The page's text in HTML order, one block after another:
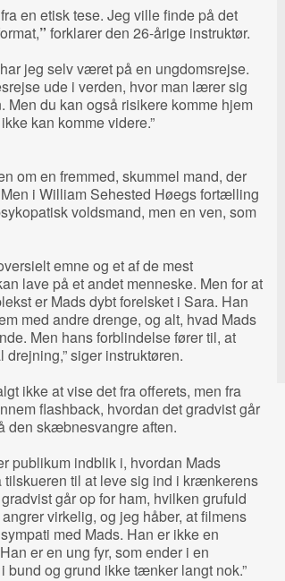
en etisk tese. Jeg ville finde på det
” forklarer den 26-årige instruktør.
jeg selv været på en ungdomsrejse.
ude i verden, hvor man lærer sig
Men du kan også risikere komme hjem
kan komme videre.”
om en fremmed, skummel mand, der
i William Sehested Høegs fortælling
voldsmand, men en ven, som
emne og et af de mest
lave på et andet menneske. Men for at
er Mads dybt forelsket i Sara. Han
med andre drenge, og alt, hvad Mads
Men hans forblindelse fører til, at
siger instruktøren.
ikke at vise det fra offerets, men fra
flashback, hvordan det gradvist går
den skæbnesvangre aften.
publikum indblik i, hvordan Mads
tilskueren til at leve sig ind i krænkerens
går op for ham, hvilken grufuld
virkelig, og jeg håber, at filmens
med Mads. Han er ikke en
er en ung fyr, som ender i en
og grund ikke tænker langt nok.”